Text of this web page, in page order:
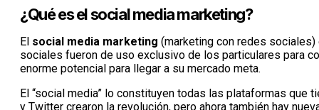
¿Qué es el social media marketing?
El social media marketing (marketing con redes
sociales fueron de uso exclusivo de los particulares para
enorme potencial para llegar a su mercado meta.
El “social media” lo constituyen todas las plataformas
y Twitter crearon la revolución, pero ahora también hay